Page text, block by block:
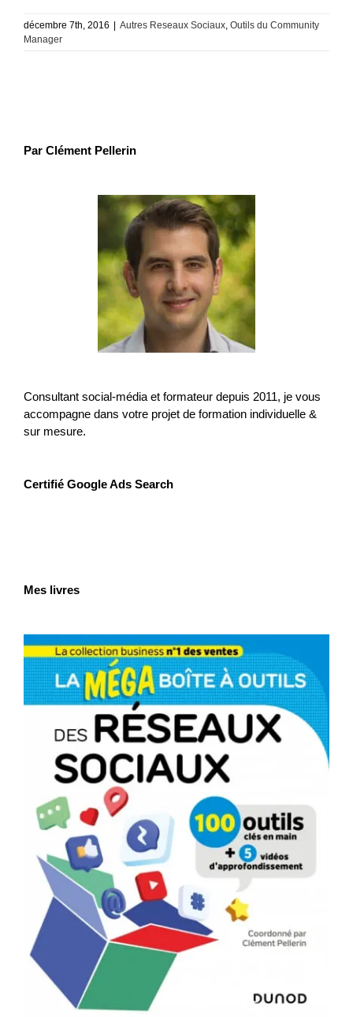
décembre 7th, 2016 Autres Reseaux Sociaux, Outils du Community
Manager
Par Clément Pellerin
Consultant social-média et formateur depuis 2011, je vous
accompagne dans votre projet de formation individuelle &
sur mesure.
Certifié Google Ads Search
Mes livres